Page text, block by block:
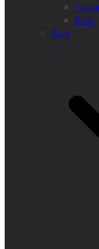
EUA
Ásia